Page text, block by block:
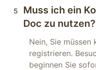
5
Muss ich ein
Doc zu nutzen?
Nein, Sie
registrieren.
beginnen Sie